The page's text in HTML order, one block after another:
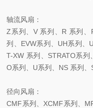
轴流风扇：
Z系列、V 系列、R 系列、
列、EVW系列、UH系列、
T-XW 系列、STRATO系
O系列、U系列、NS 系列、
径向风扇：
CMF系列、XCMF系列、